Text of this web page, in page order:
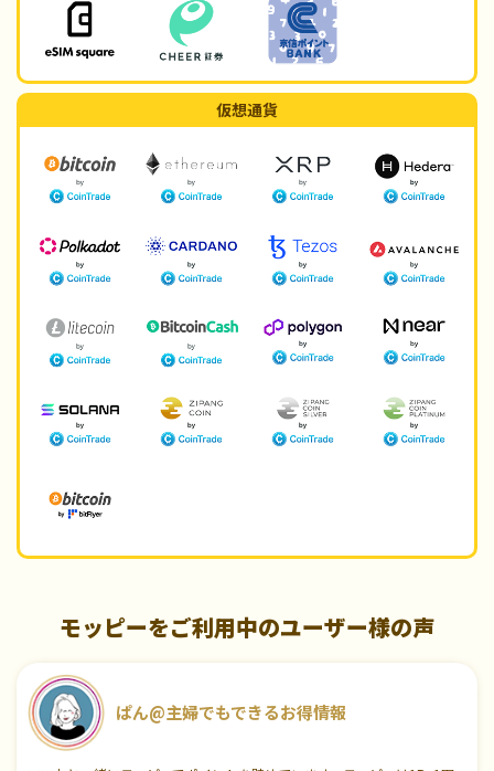
仮想通貨
モッピーをご利用中のユーザー様の声
ぱん@主婦でもできるお得情報